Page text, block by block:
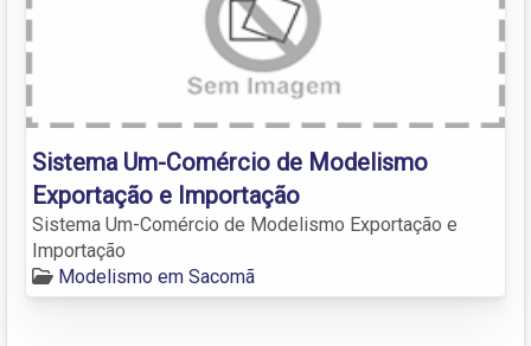
Sistema Um-Comércio de Modelismo
Exportação e Importação
Sistema Um-Comércio de Modelismo Exportação e
Importação
Modelismo em Sacomã